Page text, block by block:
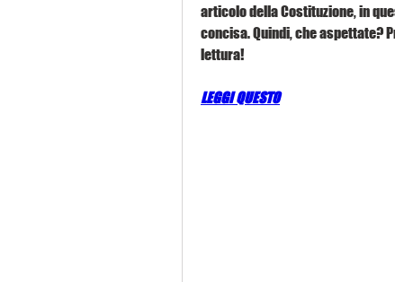
articolo della Costituzione, in
concisa. Quindi, che aspettate?
lettura!
LEGGI QUESTO